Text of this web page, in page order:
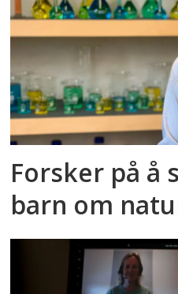
Forsker på å
barn om